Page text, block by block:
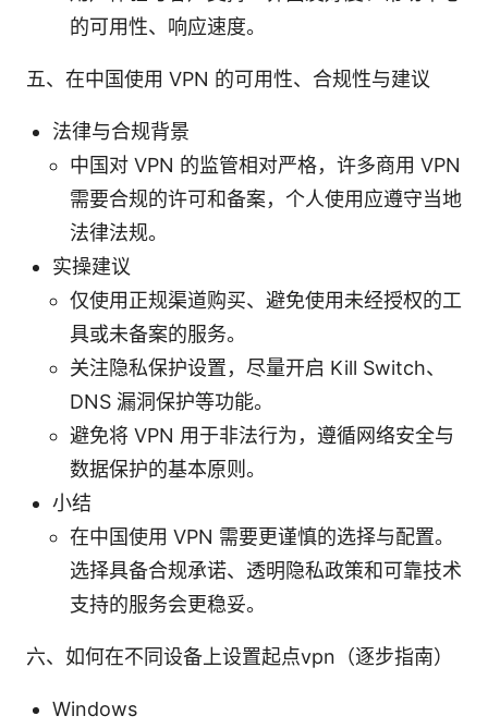
的可用性、响应速度。
五、在中国使用 VPN 的可用性、合规性与建议
法律与合规背景
中国对 VPN 的监管相对严格，许多商用 VPN
需要合规的许可和备案，个人使用应遵守当地
法律法规。
实操建议
仅使用正规渠道购买、避免使用未经授权的工
具或未备案的服务。
关注隐私保护设置，尽量开启 Kill Switch、
DNS 漏洞保护等功能。
避免将 VPN 用于非法行为，遵循网络安全与
数据保护的基本原则。
小结
在中国使用 VPN 需要更谨慎的选择与配置。
选择具备合规承诺、透明隐私政策和可靠技术
支持的服务会更稳妥。
六、如何在不同设备上设置起点vpn（逐步指南）
Windows